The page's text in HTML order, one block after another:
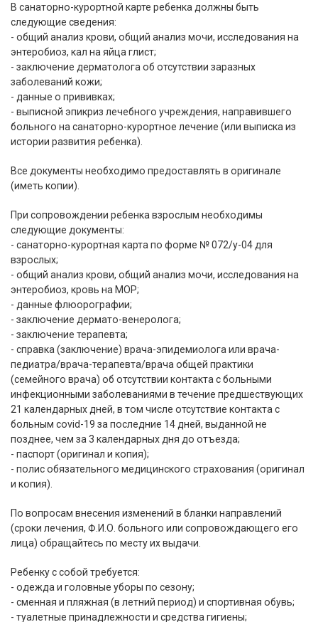
В санаторно-курортной карте ребенка должны быть
следующие сведения:
- общий анализ крови, общий анализ мочи, исследования на
энтеробиоз, кал на яйца глист;
- заключение дерматолога об отсутствии заразных
заболеваний кожи;
- данные о прививках;
- выписной эпикриз лечебного учреждения, направившего
больного на санаторно-курортное лечение (или выписка из
истории развития ребенка).
Все документы необходимо предоставлять в оригинале
(иметь копии).
При сопровождении ребенка взрослым необходимы
следующие документы:
- санаторно-курортная карта по форме № 072/у-04 для
взрослых;
- общий анализ крови, общий анализ мочи, исследования на
энтеробиоз, кровь на МОР;
- данные флюорографии;
- заключение дермато-венеролога;
- заключение терапевта;
- справка (заключение) врача-эпидемиолога или врача-
педиатра/врача-терапевта/врача общей практики
(семейного врача) об отсутствии контакта с больными
инфекционными заболеваниями в течение предшествующих
21 календарных дней, в том числе отсутствие контакта с
больным covid-19 за последние 14 дней, выданной не
позднее, чем за 3 календарных дня до отъезда;
- паспорт (оригинал и копия);
- полис обязательного медицинского страхования (оригинал
и копия).
По вопросам внесения изменений в бланки направлений
(сроки лечения, Ф.И.О. больного или сопровождающего его
лица) обращайтесь по месту их выдачи.
Ребенку с собой требуется:
- одежда и головные уборы по сезону;
- сменная и пляжная (в летний период) и спортивная обувь;
- туалетные принадлежности и средства гигиены;